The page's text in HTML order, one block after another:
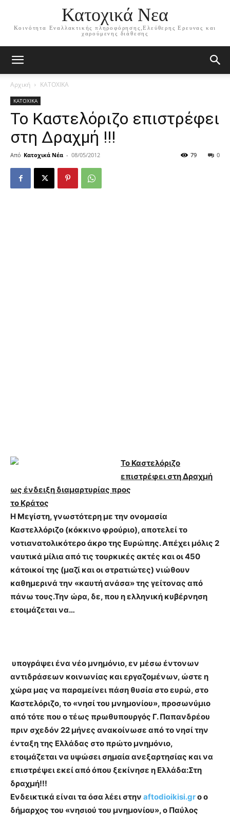
Κατοχικά Νεα
Κοινότητα Εναλλακτικής πληροφόρησης,Ελεύθερης Ερευνας και
χαρούμενης διάθεσης
Αρχική ΚΑΤΟΧΙΚΑ
ΚΑΤΟΧΙΚΑ
Το Καστελόριζο επιστρέφει
στη Δραχμή !!!
Από Κατοχικά Νέα - 08/05/2012 0
79
Το Καστελόριζο
επιστρέφει στη Δραχμή
ως ένδειξη διαμαρτυρίας προς
το Κράτος
Η Μεγίστη, γνωστότερη με την ονομασία
Καστελλόριζο (κόκκινο φρούριο), αποτελεί το
νοτιανατολικότερο άκρο της Ευρώπης. Απέχει μόλις 2
ναυτικά μίλια από τις τουρκικές ακτές και οι 450
κάτοικοί της (μαζί και οι στρατιώτες) νιώθουν
καθημερινά την «καυτή ανάσα» της γείτονας από
πάνω τους.Την ώρα, δε, που η ελληνική κυβέρνηση
ετοιμάζεται να…
υπογράψει ένα νέο μνημόνιο, εν μέσω έντονων
αντιδράσεων κοινωνίας και εργαζομένων, ώστε η
χώρα μας να παραμείνει πάση θυσία στο ευρώ, στο
Καστελόριζο, το «νησί του μνημονίου», προσωνύμιο
από τότε που ο τέως πρωθυπουργός Γ. Παπανδρέου
πριν σχεδόν 22 μήνες ανακοίνωσε από το νησί την
ένταξη της Ελλάδας στο πρώτο μνημόνιο,
ετοιμάζεται να υψώσει σημαία ανεξαρτησίας και να
επιστρέψει εκεί από όπου ξεκίνησε η Ελλάδα:Στη
δραχμή!!!
Ενδεικτικά είναι τα όσα λέει στην aftodioikisi.grο ο
δήμαρχος του «νησιού του μνημονίου», ο Παύλος